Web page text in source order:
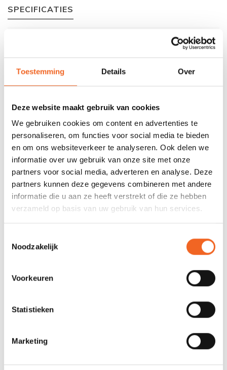
Toestemming Details Over
Deze website maakt gebruik van cookies
We gebruiken cookies om content en advertenties te
personaliseren, om functies voor social media te bieden
en om ons websiteverkeer te analyseren. Ook delen we
informatie over uw gebruik van onze site met onze
partners voor social media, adverteren en analyse. Deze
partners kunnen deze gegevens combineren met andere
informatie die u aan ze heeft verstrekt of die ze hebben
verzameld op basis van uw gebruik van hun services.
Noodzakelijk
Voorkeuren
Statistieken
Marketing
SPECIFICATIES
Lengte: 460 cm
Breedte: 67 cm
Capaciteit:
REVIEWS
Nog niet gewaardeerd
GERELATEERDE PRODUCTEN